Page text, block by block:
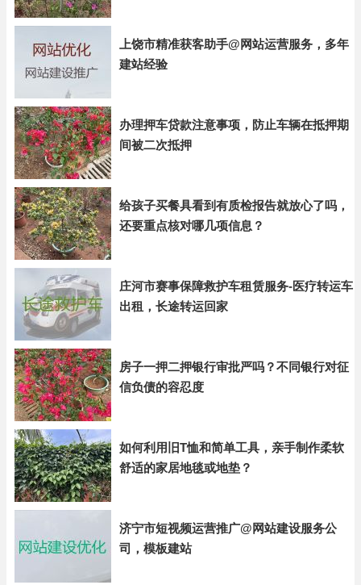
上饶市精准获客助手@网站运营服务，多年
建站经验
办理押车贷款注意事项，防止车辆在抵押期
间被二次抵押
给孩子买餐具看到有质检报告就放心了吗，
还要重点核对哪几项信息？
庄河市赛事保障救护车租赁服务-医疗转运车
出租，长途转运回家
房子一押二押银行审批严吗？不同银行对征
信负债的容忍度
如何利用旧T恤和简单工具，亲手制作柔软
舒适的家居地毯或地垫？
济宁市短视频运营推广@网站建设服务公
司，模板建站